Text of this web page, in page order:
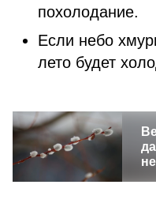
похолодание.
Если небо
лето будет